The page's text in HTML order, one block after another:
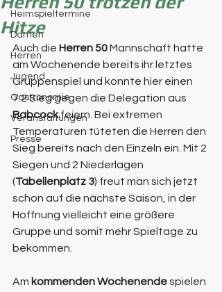
Heimspieltermine
Damen
Herren
Jugend
Gastronomie
Veranstaltungen
Presse
Hitze
Auch die Herren 50 Mannschaft hatte
am Wochenende bereits ihr letztes
Gruppenspiel und konnte hier einen
7:2 Sieg gegen die Delegation aus
Babcock feiern. Bei extremen
Temperaturen tüteten die Herren den
Sieg bereits nach den Einzeln ein. Mit 2
Siegen und 2 Niederlagen
(Tabellenplatz 3) freut man sich jetzt
schon auf die nächste Saison, in der
Hoffnung vielleicht eine größere
Gruppe und somit mehr Spieltage zu
bekommen.
Am kommenden Wochenende spielen